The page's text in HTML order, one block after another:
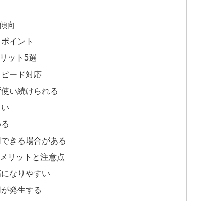
向
イント
ット5選
ード対応
い続けられる
きる場合がある
リットと注意点
なりやすい
発生する